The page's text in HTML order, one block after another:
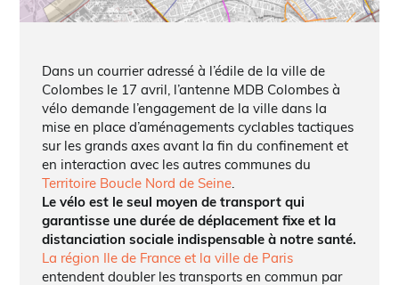
Dans un courrier adressé à l’édile de la ville de
Colombes le 17 avril, l’antenne MDB Colombes à
vélo demande l’engagement de la ville dans la
mise en place d’aménagements cyclables tactiques
sur les grands axes avant la fin du confinement et
en interaction avec les autres communes du
Territoire Boucle Nord de Seine.
Le vélo est le seul moyen de transport qui
garantisse une durée de déplacement fixe et la
distanciation sociale indispensable à notre santé.
La région Ile de France et la ville de Paris
entendent doubler les transports en commun par